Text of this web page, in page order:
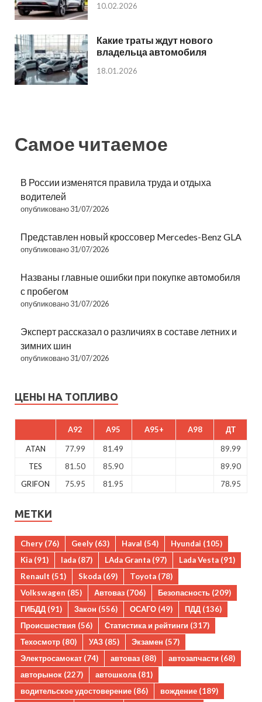
10.02.2026
Какие траты ждут нового
владельца автомобиля
18.01.2026
Самое читаемое
В России изменятся правила труда и отдыха
водителей
опубликовано 31/07/2026
Представлен новый кроссовер Mercedes-Benz GLA
опубликовано 31/07/2026
Названы главные ошибки при покупке автомобиля
с пробегом
опубликовано 31/07/2026
Эксперт рассказал о различиях в составе летних и
зимних шин
опубликовано 31/07/2026
ЦЕНЫ НА ТОПЛИВО
A92 A95 A95+ A98 ДТ
ATAN 77.99 81.49
89.99
TES
81.50 85.90
89.90
GRIFON
75.95 81.95 78.95
МЕТКИ
Chery (76) Geely (63) Haval (54) Hyundai (105)
Kia (91) lada (87) LAda Granta (97) Lada Vesta (91)
Renault (51) Skoda (69) Toyota (78)
Volkswagen (85) Автоваз (706) Безопасность (209)
ГИБДД (91) Закон (556) ОСАГО (49) ПДД (136)
Происшествия (56) Статистика и рейтинги (317)
Техосмотр (80) УАЗ (85) Экзамен (57)
Электросамокат (74) автоваз (88) автозапчасти (68)
авторынок (227) автошкола (81)
водительское удостоверение (86) вождение (189)